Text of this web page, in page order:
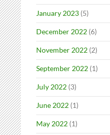
January 2023 (5)
December 2022 (6)
November 2022 (2)
September 2022 (1)
July 2022 (3)
June 2022 (1)
May 2022 (1)